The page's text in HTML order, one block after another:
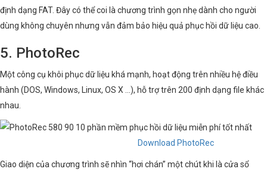
định dạng FAT. Đây có thể coi là chương trình gọn nhẹ dành cho người
dùng không chuyên nhưng vẫn đảm bảo hiệu quả phục hồi dữ liệu cao.
5. PhotoRec
Một công cụ khôi phục dữ liệu khá mạnh, hoạt động trên nhiều hệ điều
hành (DOS, Windows, Linux, OS X …), hỗ trợ trên 200 định dạng file khác
nhau.
Download PhotoRec
Giao diện của chương trình sẽ nhìn “hơi chán” một chút khi là cửa sổ